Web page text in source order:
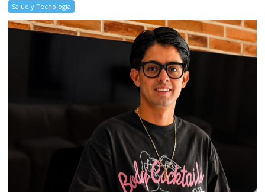
Salud y Tecnología